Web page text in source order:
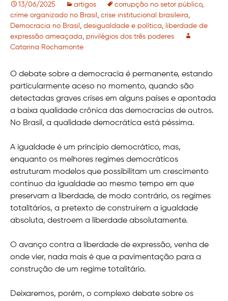
13/06/2025 artigos corrupção no setor público,
crime organizado no Brasil
crise institucional brasileira
Democracia no Brasil
desigualdade e política
liberdade de
expressão ameaçada
privilégios dos três poderes
Catarina Rochamonte
O debate sobre a democracia é permanente, estando
particularmente aceso no momento, quando são
detectadas graves crises em alguns países e apontada
a baixa qualidade crônica das democracias de outros.
No Brasil, a qualidade democrática está péssima.
A igualdade é um princípio democrático, mas,
enquanto os melhores regimes democráticos
estruturam modelos que possibilitam um crescimento
contínuo da igualdade ao mesmo tempo em que
preservam a liberdade, de modo contrário, os regimes
totalitários, a pretexto de construírem a igualdade
absoluta, destroem a liberdade absolutamente.
O avanço contra a liberdade de expressão, venha de
onde vier, nada mais é que a pavimentação para a
construção de um regime totalitário.
Deixaremos, porém, o complexo debate sobre os